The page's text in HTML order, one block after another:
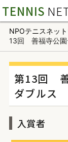
TENNIS
NPOテニスネッ
13回 善福寺公園
第13回
ダブルス
入賞者